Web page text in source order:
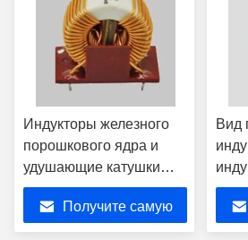
Индукторы железного
порошкового ядра и
удушающие катушки
Индукторные
устройства высокой
эффективности
Получите самую
Вид